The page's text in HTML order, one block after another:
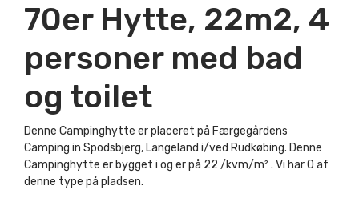
70er Hytte, 22m2, 4
personer med bad
og toilet
Denne Campinghytte er placeret på Færgegårdens
Camping in Spodsbjerg, Langeland i/ved Rudkøbing. Denne
Campinghytte er bygget i og er på 22 /kvm/m² . Vi har 0 af
denne type på pladsen.